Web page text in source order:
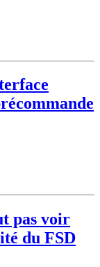
pas voir
du FSD